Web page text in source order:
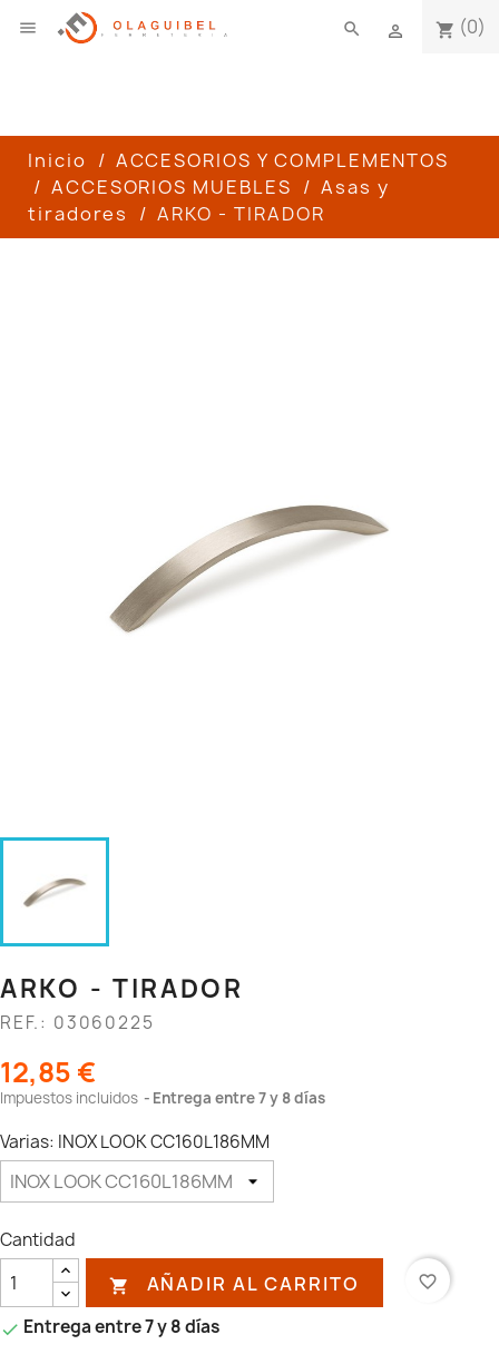
 shopping_cart (0)

search
Inicio
ACCESORIOS Y COMPLEMENTOS
ACCESORIOS MUEBLES
Asas y
tiradores
ARKO - TIRADOR
ARKO - TIRADOR
REF.: 03060225
12,85 €
Impuestos incluidos Entrega entre 7 y 8 días
Varias: INOX LOOK CC160L186MM
Cantidad
 AÑADIR AL CARRITO favorite_border
 Entrega entre 7 y 8 días